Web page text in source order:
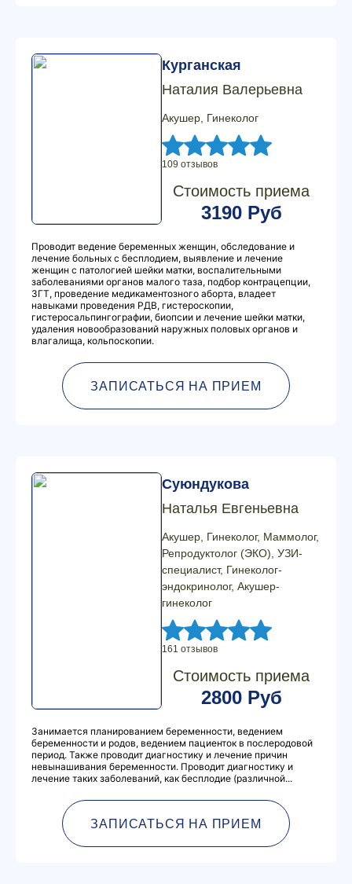
Курганская
Наталия Валерьевна
Акушер, Гинеколог
109 отзывов
Стоимость приема
3190 Руб
Проводит ведение беременных женщин, обследование и
лечение больных с бесплодием, выявление и лечение
женщин с патологией шейки матки, воспалительными
заболеваниями органов малого таза, подбор контрацепции,
ЗГТ, проведение медикаментозного аборта, владеет
навыками проведения РДВ, гистероскопии,
гистеросальпингографии, биопсии и лечение шейки матки,
удаления новообразований наружных половых органов и
влагалища, кольпоскопии.
ЗАПИСАТЬСЯ НА ПРИЕМ
Суюндукова
Наталья Евгеньевна
Акушер, Гинеколог, Маммолог,
Репродуктолог (ЭКО), УЗИ-
специалист, Гинеколог-
эндокринолог, Акушер-
гинеколог
161 отзывов
Стоимость приема
2800 Руб
Занимается планированием беременности, ведением
беременности и родов, ведением пациенток в послеродовой
период. Также проводит диагностику и лечение причин
невынашивания беременности. Проводит диагностику и
лечение таких заболеваний, как бесплодие (различной...
ЗАПИСАТЬСЯ НА ПРИЕМ